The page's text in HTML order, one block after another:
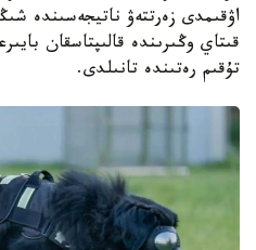
اۋقىمدى زەرتتەۋ ناتيجەسىندە
قىتاي وڭىرىندە قالىپتاسقان
تۇقىم رەتىندە تانىلدى.